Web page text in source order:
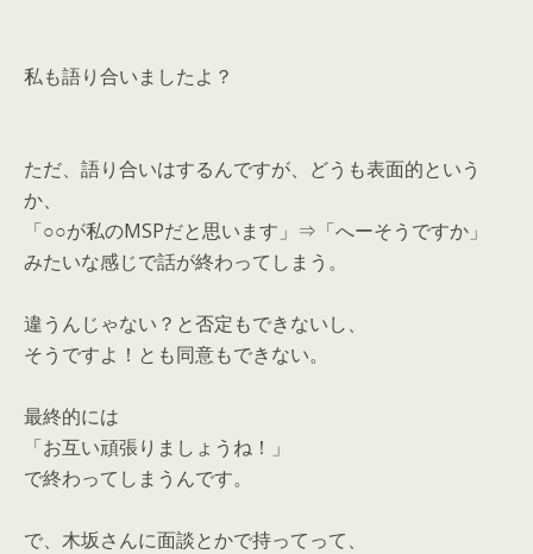
私も語り合いましたよ？
ただ、語り合いはするんですが、どうも表面的という
か、
「○○が私のMSPだと思います」⇒「へーそうですか」
みたいな感じで話が終わってしまう。
違うんじゃない？と否定もできないし、
そうですよ！とも同意もできない。
最終的には
「お互い頑張りましょうね！」
で終わってしまうんです。
で、木坂さんに面談とかで持ってって、